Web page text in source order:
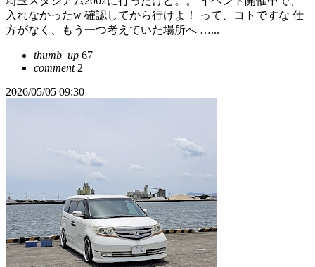
入れなかったw 確認してから行けよ！ って、コトですな 仕
方がなく、もう一つ考えていた場所へ …...
thumb_up 67
comment2
2026/05/05 09:30